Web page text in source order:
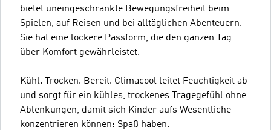
bietet uneingeschränkte Bewegungsfreiheit beim
Spielen, auf Reisen und bei alltäglichen Abenteuern.
Sie hat eine lockere Passform, die den ganzen Tag
über Komfort gewährleistet.
Kühl. Trocken. Bereit. Climacool leitet Feuchtigkeit ab
und sorgt für ein kühles, trockenes Tragegefühl ohne
Ablenkungen, damit sich Kinder aufs Wesentliche
konzentrieren können: Spaß haben.